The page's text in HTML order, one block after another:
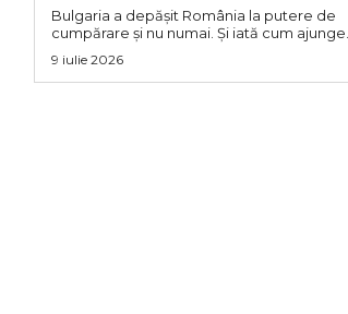
Bulgaria a depășit România la putere de
cumpărare și nu numai. Și iată cum ajunge...
9 iulie 2026